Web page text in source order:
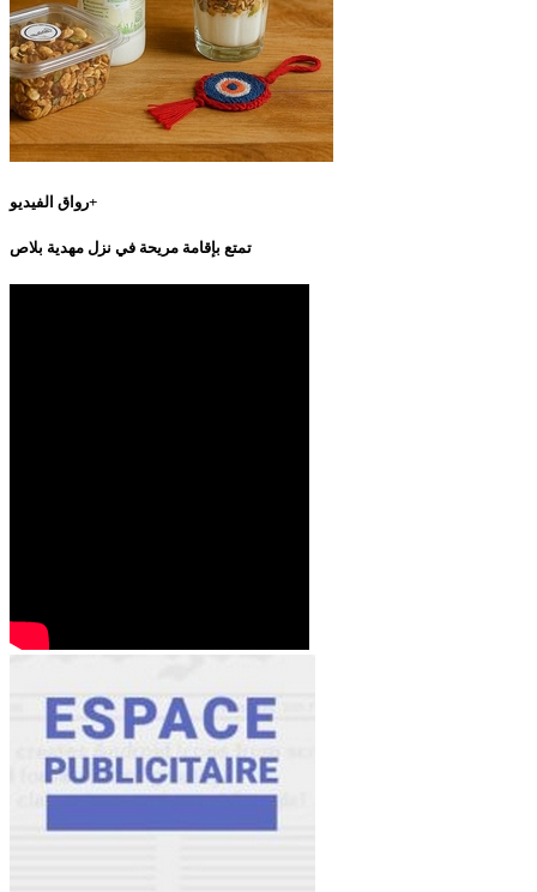
رواق الفيديو+
تمتع بإقامة مريحة في نزل مهدية بلاص